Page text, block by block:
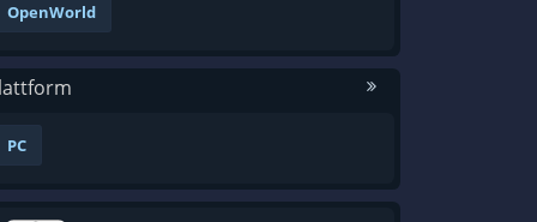
OpenWorld
PC